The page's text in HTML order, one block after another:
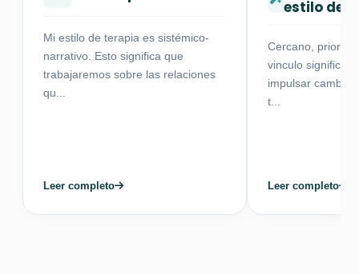
Mi estilo de terapia es sistémico-
narrativo. Esto significa que
trabajaremos sobre las relaciones
qu...
Leer completo
estilo de
Cercano, priorizo
vinculo
impulsar
t...
Leer completo